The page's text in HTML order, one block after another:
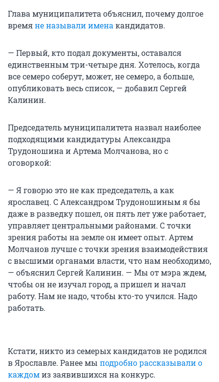
Глава муниципалитета объяснил, почему долгое
времяне называли именакандидатов.
— Первый, кто подал документы, оставался
единственным три-четыре дня. Хотелось, когда
все семеро соберут, может, не семеро, а больше,
опубликовать весь список, — добавил Сергей
Калинин.
Председатель муниципалитета назвал наиболее
подходящими кандидатуры Александра
Трудоношина и Артема Молчанова, но с
оговоркой:
— Я говорю это не как председатель, а как
ярославец. С Александром Трудоношиным я бы
даже в разведку пошел, он пять лет уже работает,
управляет центральными районами. С точки
зрения работы на земле он имеет опыт. Артем
Молчанов лучше с точки зрения взаимодействия
с высшими органами власти, что нам необходимо,
— объяснил Сергей Калинин. — Мы от мэра ждем,
чтобы он не изучал город, а пришел и начал
работу. Нам не надо, чтобы кто-то учился. Надо
работать.
Кстати, никто из семерых кандидатов не родился
в Ярославле. Ранее мы подробно рассказывали о
каждомиз заявившихся на конкурс.